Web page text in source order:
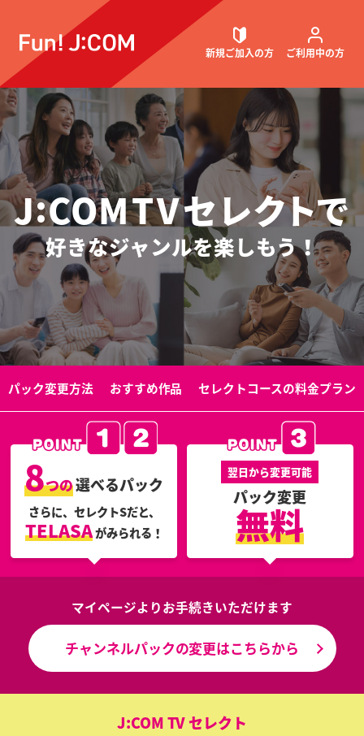
新規ご加入の方 ご利用中の方
契約内容確認・変更
お困りごと解決・よくあるご質問
ウェブメール マガジン
セレクト 8つの
選べるパック
Sパックで
TELASA
が見られる
パック変更
無料 変更方法
J:COMTVセレクトで
好きなジャンルを楽しもう！
パック変更方法 おすすめ作品 セレクトコースの料金プラン
8つの選べるパック
さらに、セレクトSだと、
TELASAがみられる！
翌日から変更可能
パック変更
無料
マイページよりお手続きいただけます
チャンネルパックの変更はこちらから
J:COM TV セレクト